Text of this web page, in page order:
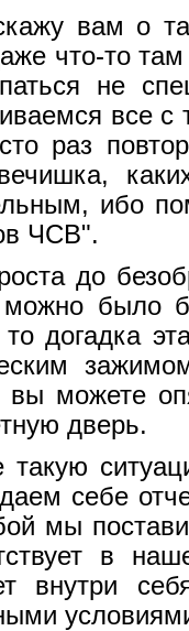
вам о
что-то там
не
все
раз
ибо
ЧСВ".
до
можно было
догадка
можете
дверь.
такую
себе
мы
в
внутри